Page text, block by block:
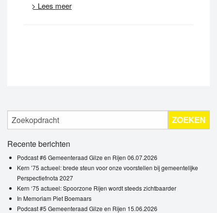
> Lees meer
ZOEKEN
Recente berichten
Podcast #6 Gemeenteraad Gilze en Rijen 06.07.2026
Kern ’75 actueel: brede steun voor onze voorstellen bij gemeentelijke
Perspectiefnota 2027
Kern ‘75 actueel: Spoorzone Rijen wordt steeds zichtbaarder
In Memoriam Piet Boemaars
Podcast #5 Gemeenteraad Gilze en Rijen 15.06.2026